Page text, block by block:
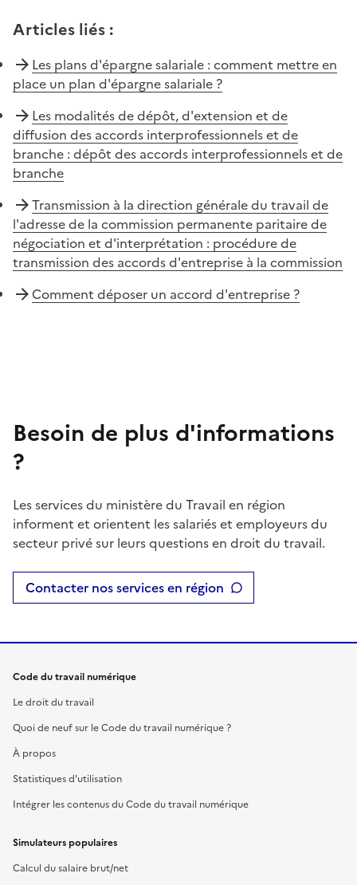
Articles liés :
Les plans d'épargne salariale : comment mettre en
place un plan d'épargne salariale ?
Les modalités de dépôt, d'extension et de
diffusion des accords interprofessionnels et de
branche : dépôt des accords interprofessionnels et de
branche
Transmission à la direction générale du travail de
l'adresse de la commission permanente paritaire de
négociation et d'interprétation : procédure de
transmission des accords d'entreprise à la commission
Comment déposer un accord d'entreprise ?
Besoin de plus d'informations
?
Les services du ministère du Travail en région
informent et orientent les salariés et employeurs du
secteur privé sur leurs questions en droit du travail.
Contacter nos services en région
Code du travail numérique
Le droit du travail
Quoi de neuf sur le Code du travail numérique ?
À propos
Statistiques d'utilisation
Intégrer les contenus du Code du travail numérique
Simulateurs populaires
Calcul du salaire brut/net